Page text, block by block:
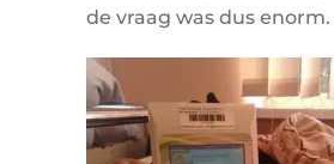
de vraag was dus enorm.